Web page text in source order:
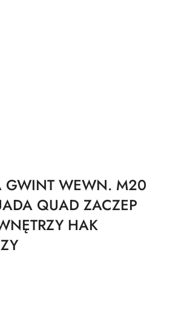
GWINT WEWN. M20
QUAD ZACZEP
HAK